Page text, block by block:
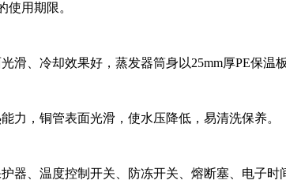
使用期限。
、冷却效果好，蒸发器筒身以25mm厚PE保温
力，铜管表面光滑，使水压降低，易清洗保养。
器、温度控制开关、防冻开关、熔断塞、电子